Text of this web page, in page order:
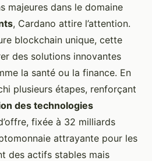
majeures dans le domaine
, Cardano attire l’attention.
blockchain unique, cette
des solutions innovantes
la santé ou la finance. En
plusieurs étapes, renforçant
des technologies
fixée à 32 milliards
attrayante pour les
des actifs stables mais